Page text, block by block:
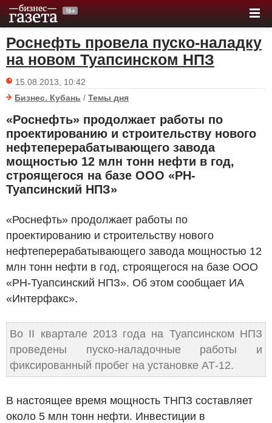
Роснефть провела пуско-наладку
на новом Туапсинском НПЗ
15.08.2013, 10:42
Бизнес. Кубань / Темы дня
«Роснефть» продолжает работы по
проектированию и строительству нового
нефтеперерабатывающего завода
мощностью 12 млн тонн нефти в год,
строящегося на базе ООО «РН-
Туапсинский НПЗ»
«Роснефть» продолжает работы по
проектированию и строительству нового
нефтеперерабатывающего завода мощностью 12
млн тонн нефти в год, строящегося на базе ООО
«РН-Туапсинский НПЗ». Об этом сообщает ИА
«Интерфакс».
Во II квартале 2013 года на Туапсинском НПЗ
проведены пуско-наладочные работы и
фиксированный пробег на установке АТ-12.
В настоящее время мощность ТНПЗ составляет
около 5 млн тонн нефти. Инвестиции в